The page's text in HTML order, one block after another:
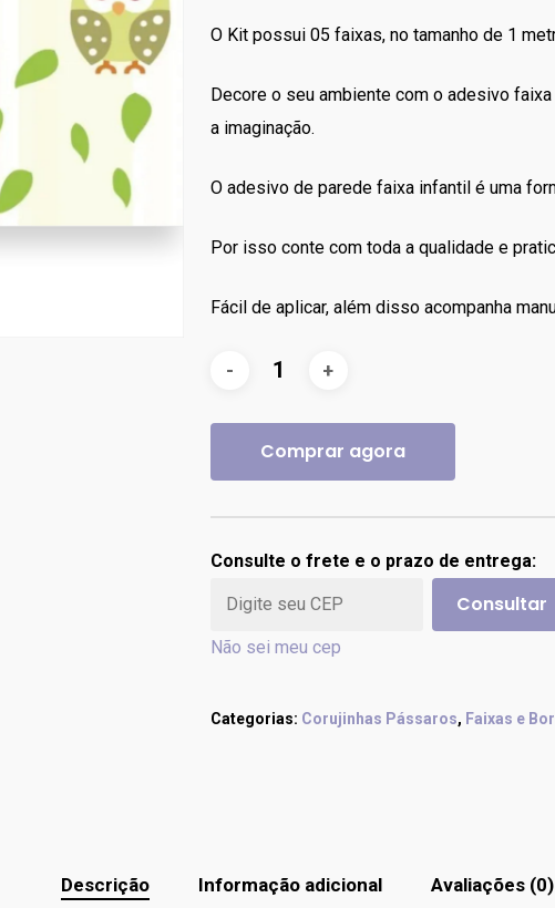
original
era:
R$70.00.
atual
é:
R$60.00.
O Kit possui 05 faixas, no tamanho de 1
Decore o seu ambiente com o adesivo
a imaginação.
O adesivo de parede faixa infantil é uma
Por isso conte com toda a qualidade e
Fácil de aplicar, além disso acompanha
Comprar agora
Consulte o frete e o prazo de entrega:
Consultar
Não sei meu cep
Categorias: Corujinhas Pássaros, Faixas e
Descrição Informação adicional Avaliações (0)